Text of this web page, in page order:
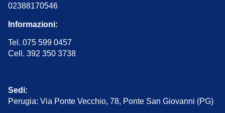
02388170546
Informazioni:
Tel. 075 599 0457
Cell. 392 350 3738
Sedi:
Perugia: Via Ponte Vecchio, 78, Ponte San Giovanni (PG)